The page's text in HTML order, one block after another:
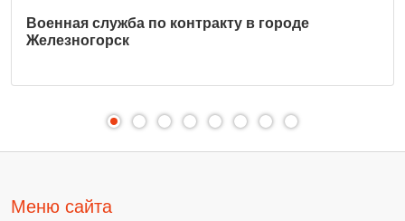
Военная служба по контракту в городе
Железногорск
Меню сайта